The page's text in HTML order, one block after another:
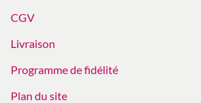
CGV
Livraison
Programme de fidélité
Plan du site